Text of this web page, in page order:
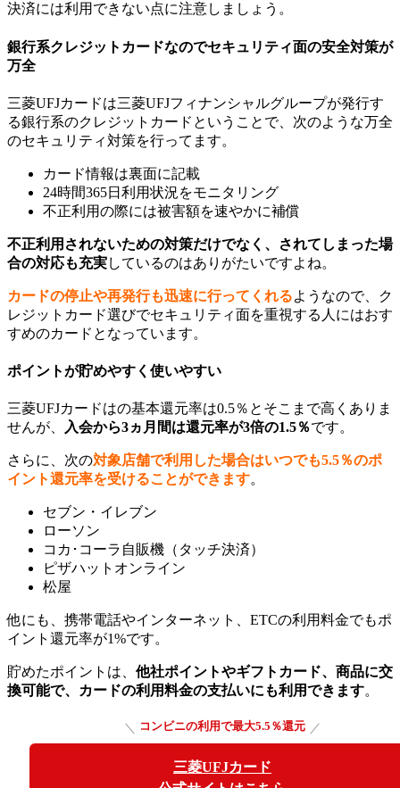
決済には利用できない点に注意しましょう。
銀行系クレジットカードなのでセキュリティ面の安全対策が
万全
三菱UFJカードは三菱UFJフィナンシャルグループが発行す
る銀行系のクレジットカードということで、次のような万全
のセキュリティ対策を行ってます。
カード情報は裏面に記載
24時間365日利用状況をモニタリング
不正利用の際には被害額を速やかに補償
不正利用されないための対策だけでなく、されてしまった場
合の対応も充実しているのはありがたいですよね。
カードの停止や再発行も迅速に行ってくれるようなので、ク
レジットカード選びでセキュリティ面を重視する人にはおす
すめのカードとなっています。
ポイントが貯めやすく使いやすい
三菱UFJカードはの基本還元率は0.5％とそこまで高くありま
せんが、 入会から3ヵ月間は還元率が3倍の1.5％です。
さらに、次の対象店舗で利用した場合はいつでも5.5％のポ
イント還元率を受けることができます。
セブン・イレブン
ローソン
コカ･コーラ自販機（タッチ決済）
ピザハットオンライン
松屋
他にも、携帯電話やインターネット、ETCの利用料金でもポ
イント還元率が1%です。
貯めたポイントは、 他社ポイントやギフトカード、商品に交
換可能で、カードの利用料金の支払いにも利用できます。
コンビニの利用で最大5.5％還元
三菱UFJカード